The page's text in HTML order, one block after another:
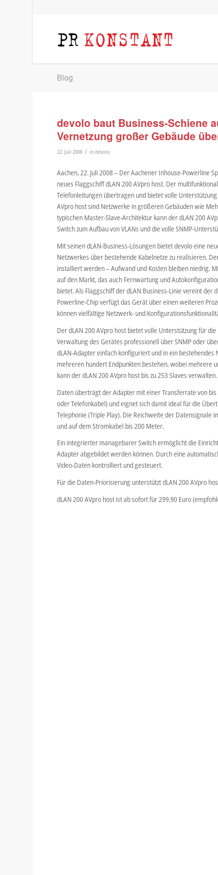
Blog
devolo baut Business-Schiene
Vernetzung großer Gebäude
22. Juli 2008 / indevolo
Aachen, 22. Juli 2008 – Der Aachener Inhouse-Powerline
neues Flaggschiff dLAN 200 AVpro host. Der
Telefonleitungen übertragen und bietet volle
AVpro host sind Netzwerke in größeren Gebäuden wie
typischen Master-Slave-Architektur kann der dLAN 200
Switch zum Aufbau von VLANs und die volle SNMP-
Mit seinen dLAN-Business-Lösungen bietet devolo eine
Netzwerkes über bestehende Kabelnetze zu realisieren.
installiert werden – Aufwand und Kosten bleiben niedrig.
auf den Markt, das auch Fernwartung und
bietet. Als Flaggschiff der dLAN Business-Linie vereint der
Powerline-Chip verfügt das Gerät über einen weiteren
können vielfältige Netzwerk- und
Der dLAN 200 AVpro host bietet volle Unterstützung für
Verwaltung des Gerätes professionell über SNMP oder
dLAN-Adapter einfach konfiguriert und in ein
mehreren hundert Endpunkten bestehen, wobei mehrere
kann der dLAN 200 AVpro host bis zu 253 Slaves verwalten.
Daten überträgt der Adapter mit einer Transferrate von
oder Telefonkabel) und eignet sich damit ideal für die
Telephonie (Triple Play). Die Reichweite der Datensignale
und auf dem Stromkabel bis 200 Meter.
Ein integrierter managebarer Switch ermöglicht die
Adapter abgebildet werden können. Durch eine
Video-Daten kontrolliert und gesteuert.
Für die Daten-Priorisierung unterstützt dLAN 200 AVpro
dLAN 200 AVpro host ist ab sofort für 299,90 Euro